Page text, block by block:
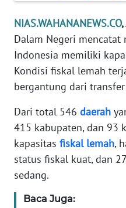
NIAS.WAHANANEWS.CO
Dalam Negeri mencatat
Indonesia memiliki
Kondisi fiskal lemah
bergantung dari
Dari total 546 daerah
415 kabupaten, dan 93
kapasitas fiskal lemah,
status fiskal kuat, dan
sedang.
Baca Juga:
IKLAN
TENTANG
KAMI
PEDOMAN
MEDIA
REDAKSI